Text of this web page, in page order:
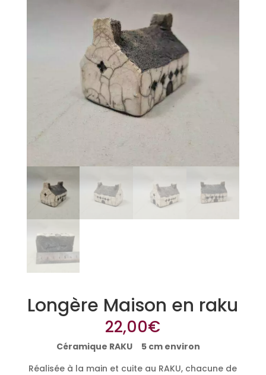
Longère Maison en raku
22,00€
Céramique RAKU 5 cm environ
Réalisée à la main et cuite au RAKU, chacune de